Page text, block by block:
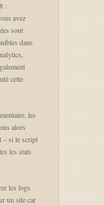
:
avez
sont
dans
cette
les
alors
– si le script
les stats
les logs
un site car